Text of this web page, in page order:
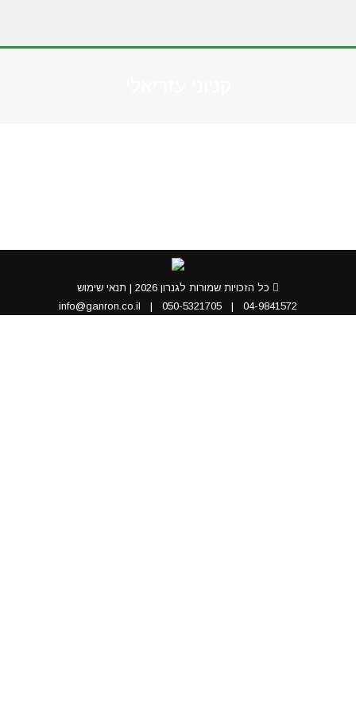
כל הזכויות שמורות לגנרון 2026 |
תנאי שימוש
04-9841572
|
050-5321705
|
info@ganron.co.il